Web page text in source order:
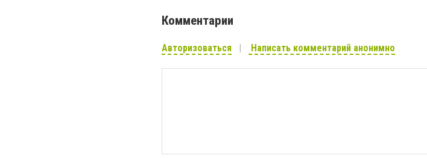
Комментарии
Авторизоваться Написать комментарий анонимно